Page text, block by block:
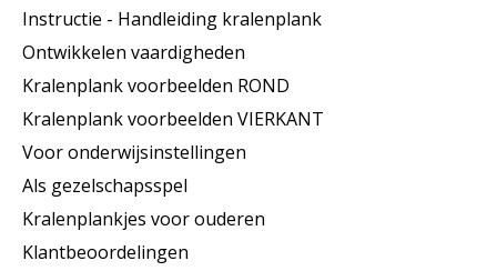
Instructie - Handleiding kralenplank
Ontwikkelen vaardigheden
Kralenplank voorbeelden ROND
Kralenplank voorbeelden VIERKANT
Voor onderwijsinstellingen
Als gezelschapsspel
Kralenplankjes voor ouderen
Klantbeoordelingen